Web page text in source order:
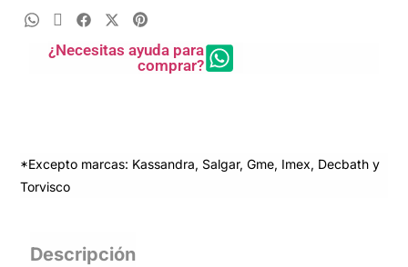
¿Necesitas ayuda para
comprar?
*Excepto marcas: Kassandra, Salgar, Gme, Imex, Decbath y
Torvisco
Descripción